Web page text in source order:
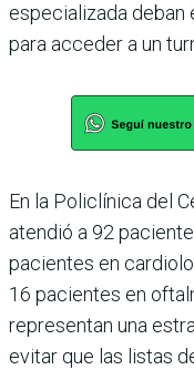
especializada deban
para acceder a un
En la Policlínica del
atendió a 92
pacientes en
16 pacientes en
representan una
evitar que las listas